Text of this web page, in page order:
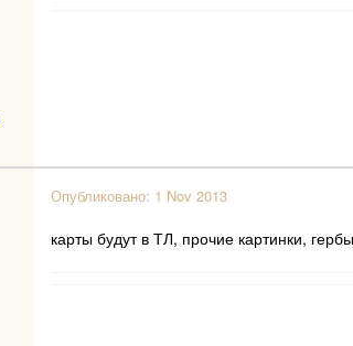
Опубликовано: 1 Nov 2013
карты будут в ТЛ, прочие картинки,